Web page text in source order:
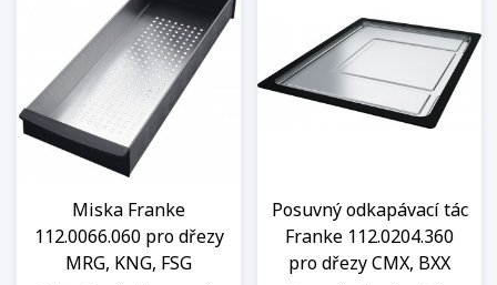
Miska Franke
112.0066.060 pro dřezy
MRG, KNG, FSG
Posuvný odkapávací tác
Franke 112.0204.360
pro dřezy CMX, BXX